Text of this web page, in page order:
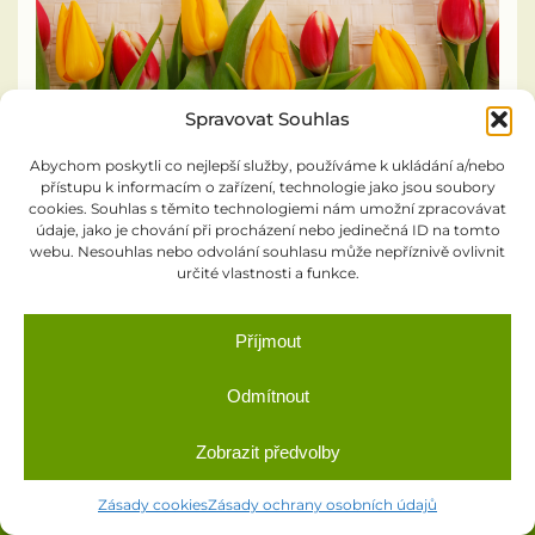
Spravovat Souhlas
Abychom poskytli co nejlepší služby, používáme k ukládání a/nebo
přístupu k informacím o zařízení, technologie jako jsou soubory
cookies. Souhlas s těmito technologiemi nám umožní zpracovávat
údaje, jako je chování při procházení nebo jedinečná ID na tomto
webu. Nesouhlas nebo odvolání souhlasu může nepříznivě ovlivnit
určité vlastnosti a funkce.
Příjmout
Odmítnout
Zobrazit předvolby
Zásady cookiesZásady ochrany osobních údajů
Odpadové hospodářství
Rybářský spolek
Informační zpravodaj PID
Zápisy z pracovních porad zastupitelstva
Výroční zpráva podle zákona č. 106/1999Sb.
Kronika obce
Oficiální webové stránky obce Podbrdy ©